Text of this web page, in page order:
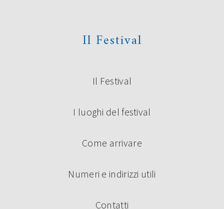
Il Festival
Il Festival
I luoghi del festival
Come arrivare
Numeri e indirizzi utili
Contatti